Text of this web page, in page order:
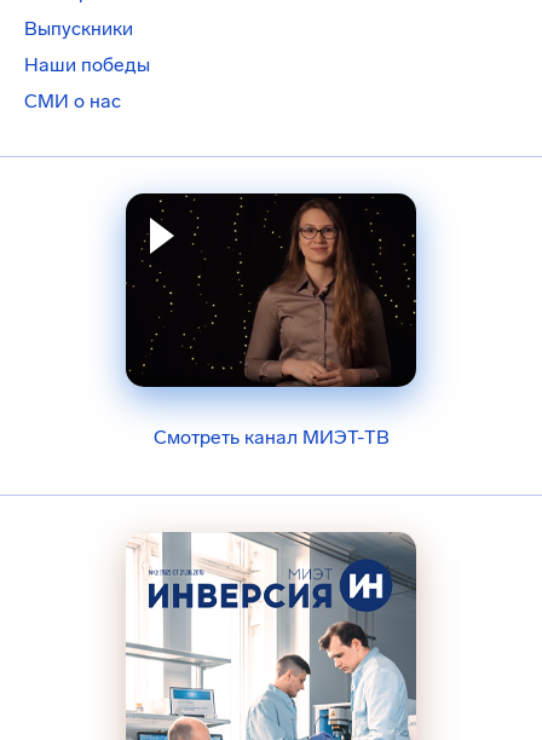
Выпускники
Наши победы
СМИ о нас
Смотреть канал МИЭТ-ТВ